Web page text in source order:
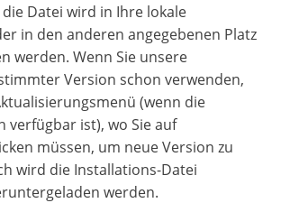
Datei wird in Ihre lokale
in den anderen angegebenen Platz
werden. Wenn Sie unsere
Version schon verwenden,
(wenn die
verfügbar ist), wo Sie auf
müssen, um neue Version zu
wird die Installations-Datei
werden.